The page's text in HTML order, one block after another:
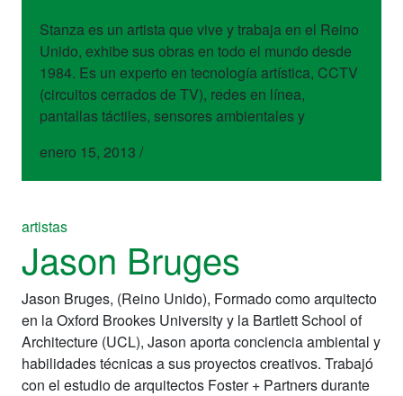
Stanza es un artista que vive y trabaja en el Reino
Unido, exhibe sus obras en todo el mundo desde
1984. Es un experto en tecnología artística, CCTV
(circuitos cerrados de TV), redes en línea,
pantallas táctiles, sensores ambientales y
enero 15, 2013 /
artistas
Jason Bruges
Jason Bruges, (Reino Unido), Formado como arquitecto
en la Oxford Brookes University y la Bartlett School of
Architecture (UCL), Jason aporta conciencia ambiental y
habilidades técnicas a sus proyectos creativos. Trabajó
con el estudio de arquitectos Foster + Partners durante